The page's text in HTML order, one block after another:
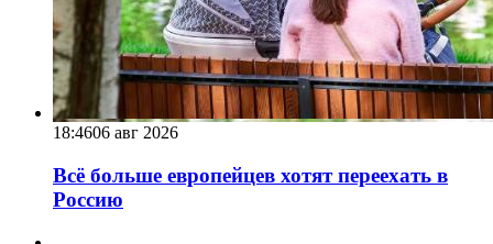
18:4606 авг 2026
Всё больше европейцев хотят переехать в
Россию